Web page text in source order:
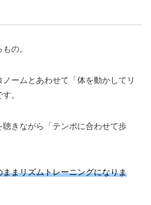
の。
ームとあわせて「体を動かしてリ
。
きながら「テンポに合わせて歩
まリズムトレーニングになりま